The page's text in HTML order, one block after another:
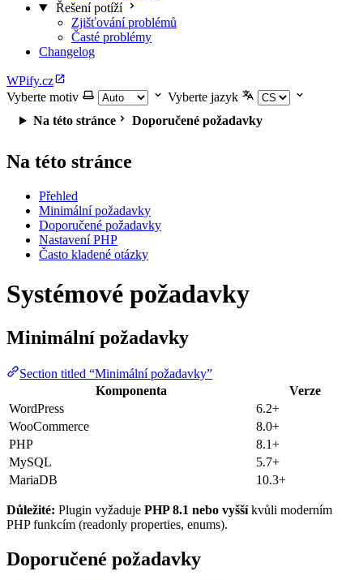
Řešení potíží
Zjišťování problémů
Časté problémy
Changelog
WPify.cz
Vyberte motiv
Vyberte jazyk
Na této stránce
Doporučené požadavky
Na této stránce
Přehled
Minimální požadavky
Doporučené požadavky
Nastavení PHP
Často kladené otázky
Systémové požadavky
Minimální požadavky
Section titled “Minimální požadavky”
Komponenta
Verze
WordPress
6.2+
WooCommerce
8.0+
PHP
8.1+
MySQL
5.7+
MariaDB
10.3+
Důležité: Plugin vyžaduje PHP 8.1 nebo vyššíkvůli moderním
PHP funkcím (readonly properties, enums).
Doporučené požadavky